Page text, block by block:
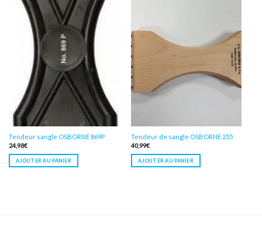
Tendeur sangle OSBORNE 869P
24,98€
AJOUTER AU PANIER
Tendeur de sangle OSBORNE 255
40,99€
AJOUTER AU PANIER